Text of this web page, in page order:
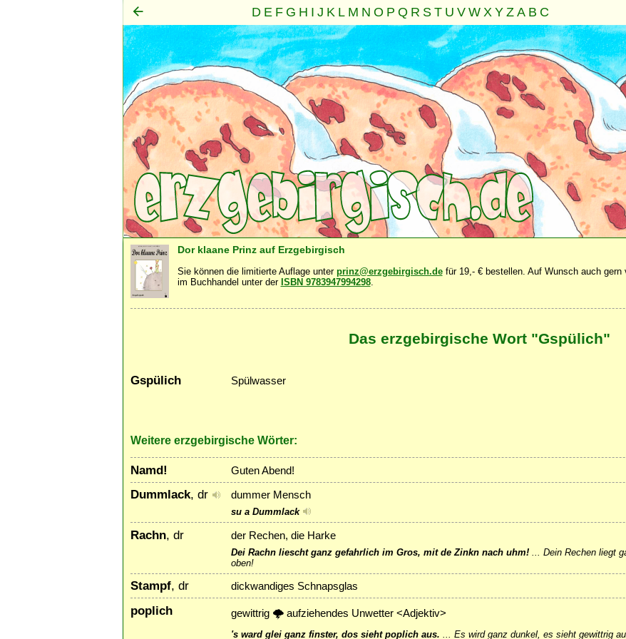
D E F G H I J K L M N O P Q R S T U V W X Y Z A B C
Mensch·Seele·Geist·Familie· Gemeinschaft·Nahrung ·Natur·Sonstiges
Dor klaane Prinz auf Erzgebirgisch
Sie können die limitierte Auflage unter prinz@erzgebirgisch.defür 19,- € bestellen. Auf Wunsch auch gern
im Buchhandel unter der ISBN 9783947994298.
Das erzgebirgische Wort "Gspülich"
Gspülich Spülwasser
Weitere erzgebirgische Wörter:
Namd! Guten Abend!
Dummlack, dr dummer Mensch
su a Dummlack
Rachn, dr der Rechen, die Harke
Dei Rachn liescht ganz gefahrlich im Gros, mit de Zinkn nach uhm!... Dein Rechen liegt
oben!
Stampf, dr dickwandiges Schnapsglas
poplich gewittrig 🌩 aufziehendes Unwetter <Adjektiv>
's ward glei ganz finster, dos sieht poplich aus. ... Es wird ganz dunkel, es sieht gewittrig